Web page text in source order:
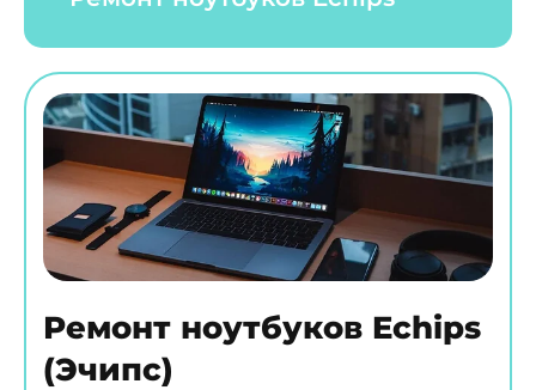
Ремонт ноутбуков Echips
(Эчипс)